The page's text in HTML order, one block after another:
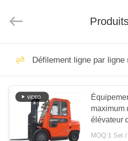
HOME
PRODUCTS
ABOUT
Racking
Online
Défilement
ligne
palette
Défilement ligne par ligne
maximum
élévateur
EZP
MOQ:1 Set